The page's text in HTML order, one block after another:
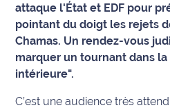
Emploi
Info
route
attaque l'État et EDF pour
pointant du doigt les rejets
Chamas. Un rendez-vous
marquer un tournant dans
intérieure".
C’est une audience très